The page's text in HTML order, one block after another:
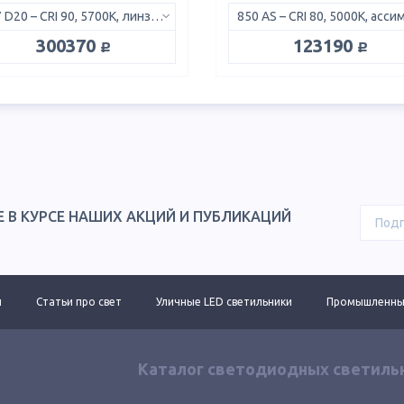
957 D20 – CRI 90, 5700K, линза 20°
300370 руб. 123190 руб.
В КУРСЕ НАШИХ АКЦИЙ И ПУБЛИКАЦИЙ
Статьи про свет Уличные LED светильники
Каталог светодиодных